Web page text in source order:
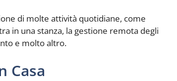
di molte attività quotidiane, come
in una stanza, la gestione remota degli
e molto altro.
Casa